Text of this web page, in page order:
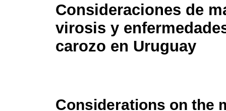
Consideraciones de
virosis y
carozo en Uruguay
Considerations on the